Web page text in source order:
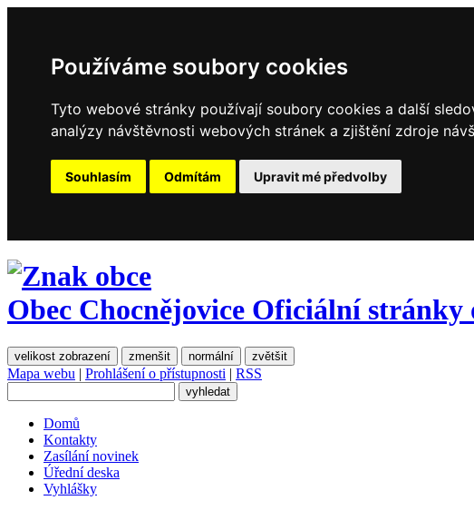
Používáme soubory cookies
Tyto webové stránky používají soubory cookies a další
analýzy návštěvnosti webových stránek a zjištění zdroje
Souhlasím Odmítám Upravit mé předvolby
Obec Chocnějovice Oficiální stránky
velikost zobrazení zmenšit normální zvětšit
Mapa webu | Prohlášení o přístupnosti | RSS
Domů
Kontakty
Zasílání novinek
Úřední deska
Vyhlášky